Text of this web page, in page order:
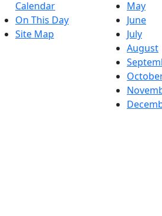
Calendar
On This Day
Site Map
May
June
July
August